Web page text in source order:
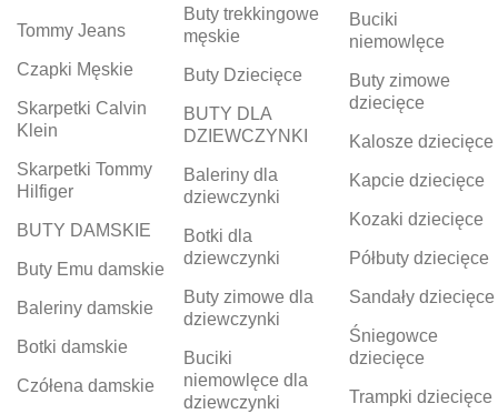
Tommy Jeans
Czapki Męskie
Skarpetki Calvin
Klein
Skarpetki Tommy
Hilfiger
BUTY DAMSKIE
Buty Emu damskie
Baleriny damskie
Botki damskie
Czółena damskie
Buty trekkingowe
męskie
Buty Dziecięce
BUTY DLA
DZIEWCZYNKI
Baleriny dla
dziewczynki
Botki dla
dziewczynki
Buty zimowe dla
dziewczynki
Buciki
niemowlęce dla
dziewczynki
Buciki
niemowlęce
Buty zimowe
dziecięce
Kalosze dziecięce
Kapcie dziecięce
Kozaki dziecięce
Półbuty dziecięce
Sandały dziecięce
Śniegowce
dziecięce
Trampki dziecięce